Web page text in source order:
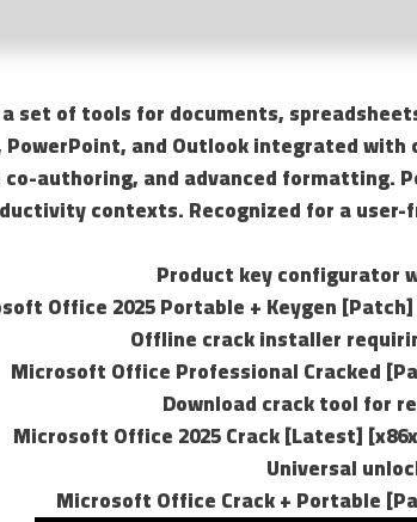
set of tools for documents,
PowerPoint, and Outlook integrated
authoring, and advanced formatting.
contexts. Recognized for a
Product key configurator
Office 2025 Portable + Keygen
Offline crack installer
Microsoft Office Professional Cracked
Download crack tool for
Microsoft Office 2025 Crack [Latest]
Universal
Microsoft Office Crack + Portable